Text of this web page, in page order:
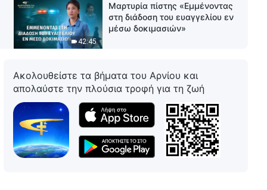
42:45
Μαρτυρία πίστης «Εμμένοντας
στη διάδοση του ευαγγελίου εν
μέσω δοκιμασιών»
42:54
Μαρτυρία πίστης «Δεν
αγωνίζομαι πλέον να γίνω
επικεφαλής»
Μαρτυρία πίστης «Δεν υπάρχει
κατάταξη ή διάκριση ανάμεσα
στα καθήκοντα»
Ακολουθείστε τα βήματα του Αρνίου και
απολαύστε την πλούσια τροφή για τη ζωή